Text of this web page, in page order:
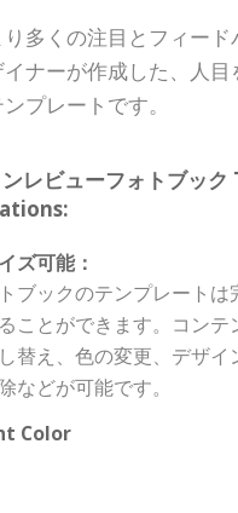
多くの注目とフィード
ナーが作成した、人目
プレートです。
レビューフォトブッ
ズ可能：
ブックのテンプレートは
ことができます。コンテ
替え、色の変更、デザイ
などが可能です。
Color